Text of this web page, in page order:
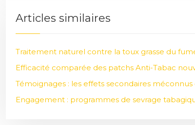
Articles similaires
Traitement naturel contre la toux grasse du
Efficacité comparée des patchs Anti-Tabac
Témoignages : les effets secondaires
Engagement : programmes de sevrage